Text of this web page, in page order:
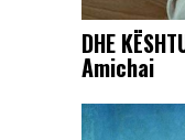
DHE
Amichai